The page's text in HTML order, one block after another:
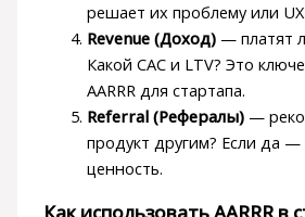
решает их проблему или
Revenue (Доход)— платят
Какой CAC и LTV? Это
AARRR для стартапа.
Referral (Рефералы)—
продукт другим? Если да —
ценность.